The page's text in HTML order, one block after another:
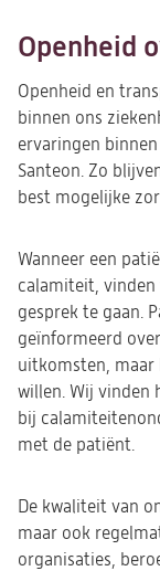
Openheid
Openheid en
binnen ons
ervaringen
Santeon. Zo
best mogelijke
Wanneer een
calamiteit,
gesprek te gaan.
geïnformeerd
uitkomsten, maar
willen. Wij vinden
bij
met de patiënt.
De kwaliteit van
maar ook
organisaties,